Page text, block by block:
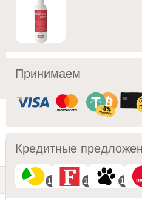
Принимаем
Кредитные
10 10 10